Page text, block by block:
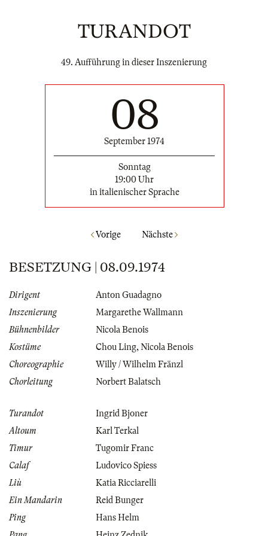
TURANDOT
49. Aufführung in dieser Inszenierung
08
September 1974
Sonntag
19:00 Uhr
in italienischer Sprache
Vorige Nächste
BESETZUNG | 08.09.1974
Dirigent
Anton Guadagno
Inszenierung
Margarethe Wallmann
Bühnenbilder
Nicola Benois
Kostüme
Chou Ling,Nicola Benois
Choreographie
Willy / Wilhelm Fränzl
Chorleitung
Norbert Balatsch
Turandot
Ingrid Bjoner
Altoum
Karl Terkal
Timur
Tugomir Franc
Calaf
Ludovico Spiess
Liù
Katia Ricciarelli
Ein Mandarin
Reid Bunger
Ping
Hans Helm